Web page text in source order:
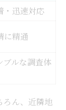
・迅速対応
に精通
ブルな調査体
ろん、近隣地